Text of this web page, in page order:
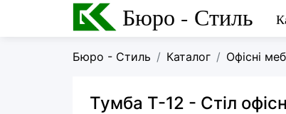
Бюро - Стиль
Бюро - Стиль Каталог Офісні
Тумба Т-12 - Стіл